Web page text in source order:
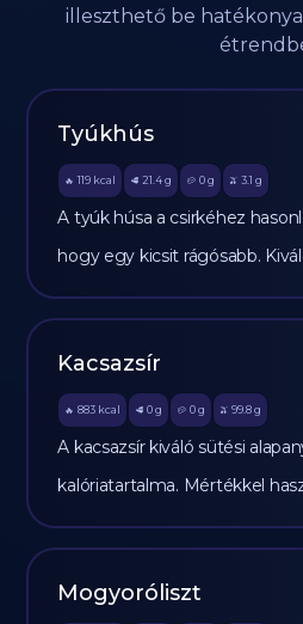
illeszthető be
Tyúkhús
🔥 119 kcal 🥩 21.4 g 🥔 0g 🫒 3.1 g
A tyúk húsa a csirkéhez
hogy egy kicsit rágósabb.
Kacsazsír
🔥 883 kcal 🥩 0 g 🥔 0g 🫒 99.8 g
A kacsazsír kiváló sütési
kalóriatartalma. Mértékkel
Mogyoróliszt